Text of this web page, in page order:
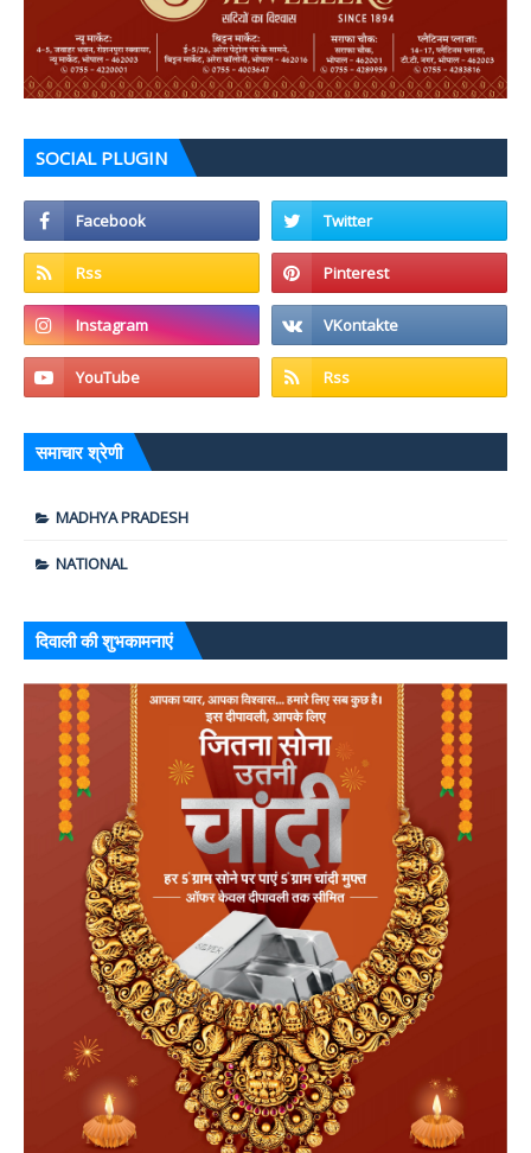
SOCIAL PLUGIN
समाचार श्रेणी
MADHYA PRADESH
NATIONAL
दिवाली की शुभकामनाएं